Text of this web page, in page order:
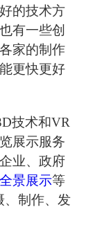
的技术方
有一些创
家的制作
更快更好
技术和VR
展示服务
业、政府
景展示等
、制作、发